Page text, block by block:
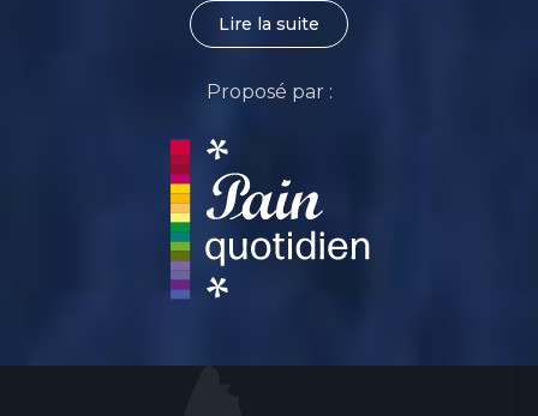
Lire la suite
Proposé par :